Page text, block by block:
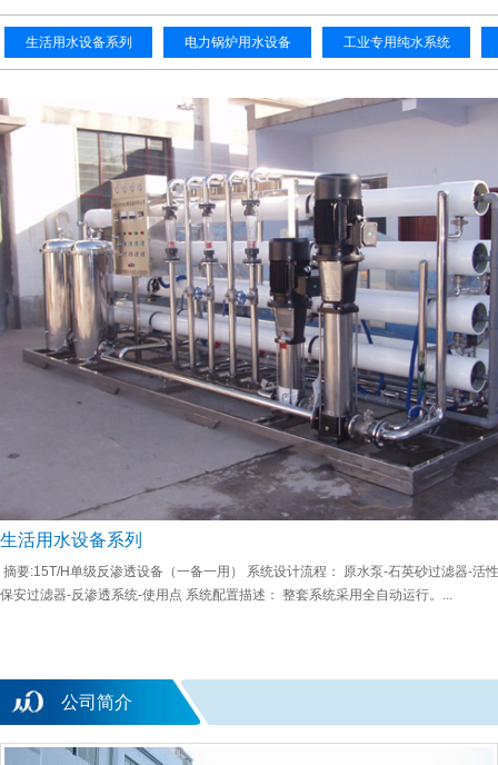
生活用水设备系列 电力锅炉用水设备 工业专用纯水系统
生活用水设备系列
摘要:15T/H单级反渗透设备（一备一用） 系统设计流程： 原水泵-石英砂过滤器-活
保安过滤器-反渗透系统-使用点 系统配置描述： 整套系统采用全自动运行。...
公司简介